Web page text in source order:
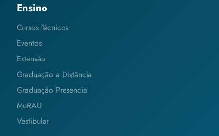
Ensino
Cursos Técnicos
Eventos
Extensão
Graduação a Distância
Graduação Presencial
MuRAU
Vestibular